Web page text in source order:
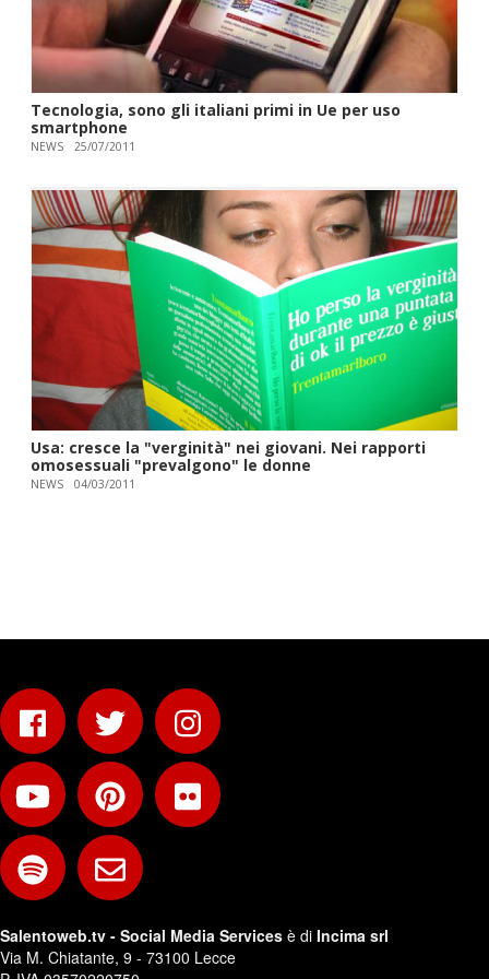
Tecnologia, sono gli italiani primi in Ue per uso
smartphone
NEWS 25/07/2011
Usa: cresce la "verginità" nei giovani. Nei rapporti
omosessuali "prevalgono" le donne
NEWS 04/03/2011
Salentoweb.tv - Social Media Services è di Incima srl
Via M. Chiatante, 9 - 73100 Lecce